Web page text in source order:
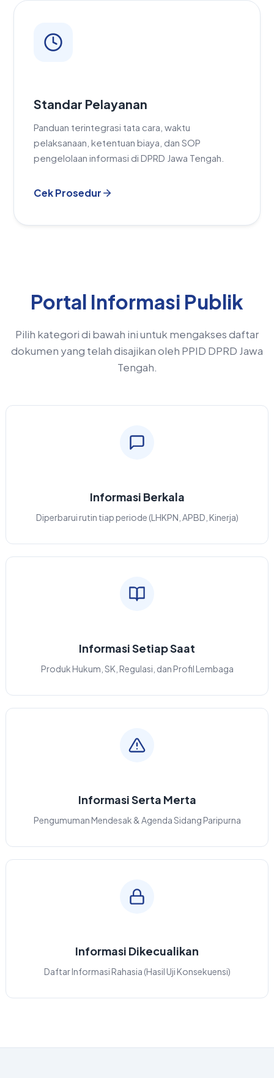
Standar Pelayanan
Panduan terintegrasi tata cara, waktu
pelaksanaan, ketentuan biaya, dan SOP
pengelolaan informasi di DPRD Jawa Tengah.
Cek Prosedur
Portal Informasi Publik
Pilih kategori di bawah ini untuk mengakses daftar
dokumen yang telah disajikan oleh PPID DPRD Jawa
Tengah.
Informasi Berkala
Diperbarui rutin tiap periode (LHKPN, APBD, Kinerja)
Informasi Setiap Saat
Produk Hukum, SK, Regulasi, dan Profil Lembaga
Informasi Serta Merta
Pengumuman Mendesak & Agenda Sidang Paripurna
Informasi Dikecualikan
Daftar Informasi Rahasia (Hasil Uji Konsekuensi)